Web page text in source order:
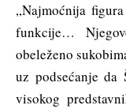
„Najmoćnija
funkcije…
obeleženo
uz podsećanje da
visokog